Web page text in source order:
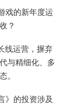
戏的新年度运
？
线运营，摒弃
与精细化、多
。
》的投资涉及